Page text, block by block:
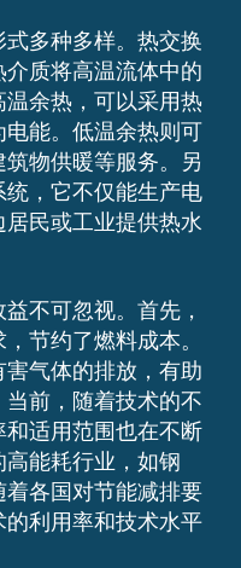
多种多样。热交换
质将高温流体中的
余热，可以采用热
能。低温余热则可
物供暖等服务。另
，它不仅能生产电
民或工业提供热水
不可忽视。首先，
节约了燃料成本。
气体的排放，有助
前，随着技术的不
适用范围也在不断
能耗行业，如钢
各国对节能减排要
利用率和技术水平